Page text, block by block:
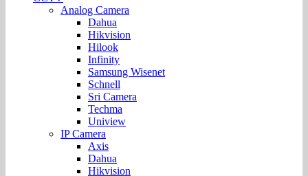
Analog Camera
Dahua
Hikvision
Hilook
Infinity
Samsung Wisenet
Schnell
Sri Camera
Techma
Uniview
IP Camera
Axis
Dahua
Hikvision